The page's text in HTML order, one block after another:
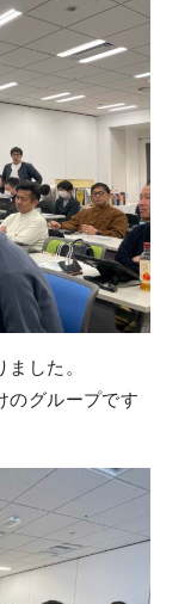
した。
のグループです